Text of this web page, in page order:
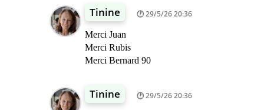
Tinine 29/5/26 20:36
Merci Juan
Merci Rubis
Merci Bernard 90
Tinine 29/5/26 20:36